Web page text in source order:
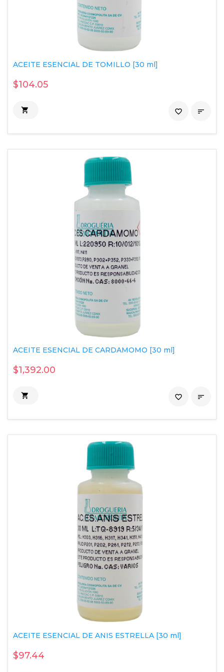
ACEITE ESENCIAL DE TOMILLO [30 ml]
$104.05
 
favorite_border
ACEITE ESENCIAL DE CARDAMOMO [30 ml]
$1,392.00
 
favorite_border
ACEITE ESENCIAL DE ANIS ESTRELLA [30 ml]
$97.44